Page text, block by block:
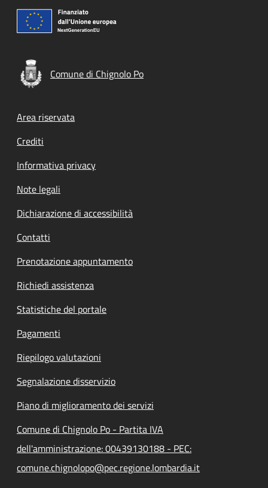
Comune di Chignolo Po
Footer menu
Area riservata
Crediti
Informativa privacy
Note legali
Dichiarazione di accessibilità
Contatti
Prenotazione appuntamento
Richiedi assistenza
Statistiche del portale
Pagamenti
Riepilogo valutazioni
Segnalazione disservizio
Piano di miglioramento dei servizi
Comune di Chignolo Po - Partita IVA
dell'amministrazione: 00439130188 - PEC:
comune.chignolopo@pec.regione.lombardia.it